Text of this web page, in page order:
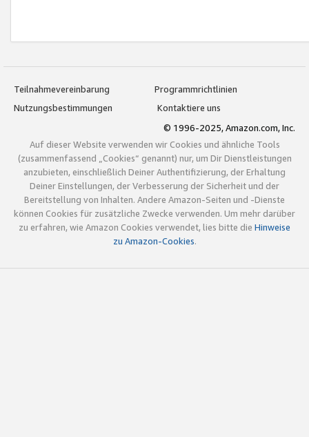
Teilnahmevereinbarung
Programmrichtlinien
Nutzungsbestimmungen
Kontaktiere uns
© 1996-2025, Amazon.com, Inc.
Auf dieser Website verwenden wir Cookies und ähnliche Tools
(zusammenfassend „Cookies“ genannt) nur, um Dir Dienstleistungen
anzubieten, einschließlich Deiner Authentifizierung, der Erhaltung
Deiner Einstellungen, der Verbesserung der Sicherheit und der
Bereitstellung von Inhalten. Andere Amazon-Seiten und -Dienste
können Cookies für zusätzliche Zwecke verwenden. Um mehr darüber
zu erfahren, wie Amazon Cookies verwendet, lies bitte die Hinweise
zu Amazon-Cookies.